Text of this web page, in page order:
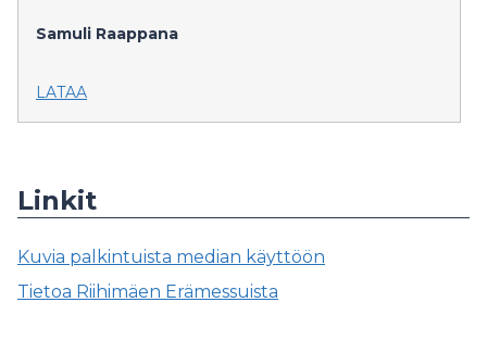
Samuli Raappana
LATAA
Linkit
Kuvia palkintuista median käyttöön
Tietoa Riihimäen Erämessuista